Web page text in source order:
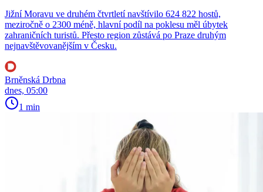
Jižní Moravu ve druhém čtvrtletí navštívilo 624 822 hostů,
meziročně o 2300 méně, hlavní podíl na poklesu měl úbytek
zahraničních turistů. Přesto region zůstává po Praze druhým
nejnavštěvovanějším v Česku.
Brněnská Drbna
dnes, 05:00
1 min